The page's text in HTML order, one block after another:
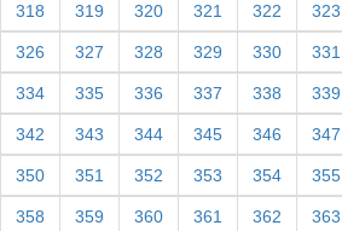
318 319 320 321 322 323
326 327 328 329 330 331
334 335 336 337 338 339
342 343 344 345 346 347
350 351 352 353 354 355
358 359 360 361 362 363